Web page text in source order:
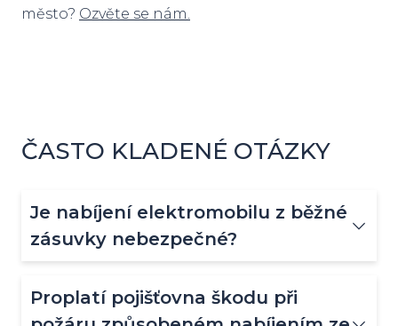
město? Ozvěte se nám.
ČASTO KLADENÉ OTÁZKY
Je nabíjení elektromobilu z běžné
zásuvky nebezpečné?
Ano, dlouhodobé nabíjení elektromobilu z
běžné domácí zásuvky je rizikové. Zásuvka je
Proplatí pojišťovna škodu při